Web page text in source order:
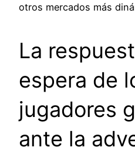
otros mercados más
La
espera de
jugadores
ante la